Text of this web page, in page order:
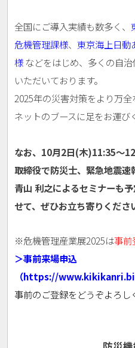
全国にご導入実績も数多く、
危機管理課様、 東京海上日動
様などをはじめ、多くの自
いただいております。
2025年の災害対策をより万
ネットのブースに足をお運び
なお、10月2日(木)11:35～
取締役で防災士、緊急地震速
青山 利之によるセミナーも
せて、ぜひお立ち寄りくださ
※危機管理産業展2025は事前
＞事前来場申込
（https://
事前のご登録をどうぞよろし